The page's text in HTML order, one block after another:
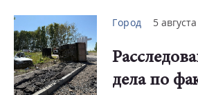
Город 5
дела по